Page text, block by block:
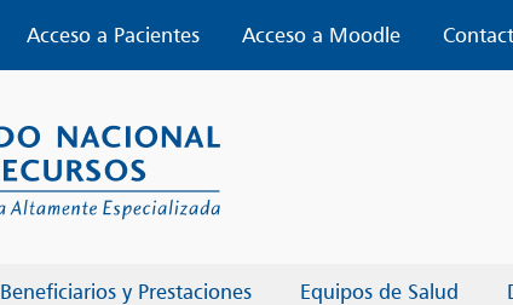
Acceso a Pacientes Acceso a Moodle
Beneficiarios y Prestaciones Equipos de Salud